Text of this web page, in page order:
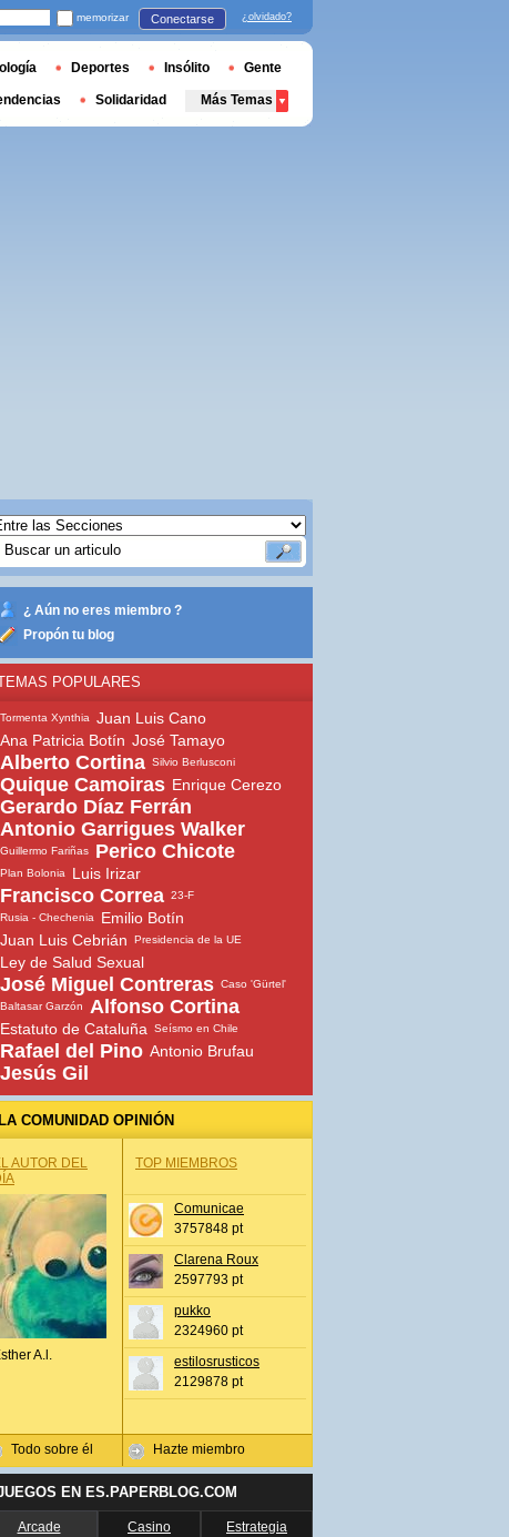
¿ Aún no eres miembro ?
Propón tu blog
POPULARES
Tormenta Xynthia
Juan Luis Cano
Ana Patricia Botín José Tamayo
Alberto Cortina Silvio Berlusconi
Quique Camoiras Enrique Cerezo
Gerardo Díaz Ferrán
Antonio Garrigues Walker
Guillermo Fariñas Perico Chicote
Plan Bolonia Luis Irizar
Francisco Correa 23-F
Rusia - Chechenia
Emilio Botín
Juan Luis Cebrián
Presidencia de la UE
Ley de Salud Sexual
José Miguel Contreras Caso 'Gürtel'
Baltasar Garzón
Alfonso Cortina
Estatuto de Cataluña Seísmo en Chile
Rafael del Pino Antonio Brufau
Jesús Gil
LA COMUNIDAD OPINIÓN
AUTOR DEL
A.l.
Todo sobre él
TOP MIEMBROS
Comunicae
3757848 pt
Clarena Roux
2597793 pt
pukko
2324960 pt
estilosrusticos
2129878 pt
Hazte miembro
EN ES.PAPERBLOG.COM
Arcade Casino Estrategia
memorizar Conectarse ¿olvidado?
Deportes Insólito Gente
Solidaridad Más Temas